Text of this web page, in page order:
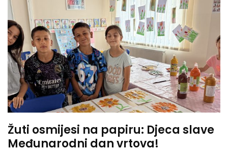
Žuti osmijesi na papiru: Djeca slave
Međunarodni dan vrtova!